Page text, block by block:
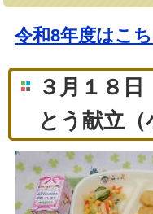
令和8年度はこ
３月１８
とう献立（